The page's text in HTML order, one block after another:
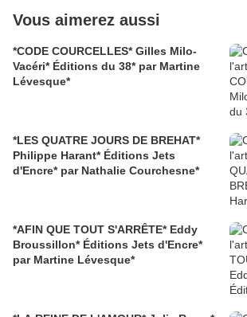
Vous aimerez aussi
*CODE COURCELLES* Gilles Milo-
Vacéri* Éditions du 38* par Martine
Lévesque*
*LES QUATRE JOURS DE BREHAT*
Philippe Harant* Éditions Jets
d'Encre* par Nathalie Courchesne*
*AFIN QUE TOUT S'ARRÊTE* Eddy
Broussillon* Éditions Jets d'Encre*
par Martine Lévesque*